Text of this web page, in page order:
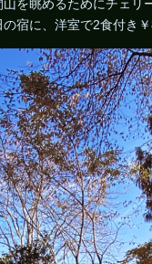
を眺めるためにチェ
宿に、洋室で2食付き